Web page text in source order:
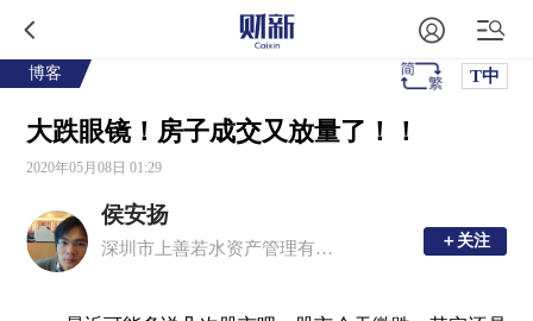
博客 T中
大跌眼镜！房子成交又放量了！！
2020年05月08日 01:29
侯安扬
深圳市上善若水资产管理有限公司董事长 ＋关注
＋关注